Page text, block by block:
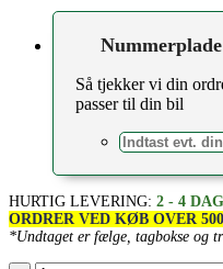
Nummerplade
Så tjekker vi din
passer til din bil
HURTIG LEVERING: 2 - 4
ORDRER VED KØB OVER
*Undtaget er fælge, tagbokse og